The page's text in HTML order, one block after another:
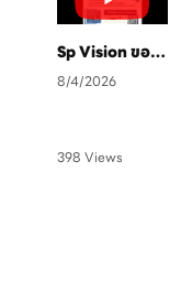
Sp Vision ขอเชิญทุกท่านเข้าร่วมอบรมฟรี แสกนคิวอาโค้ดลงทะเบียนได้เลยครับ
8/4/2026
398 Views